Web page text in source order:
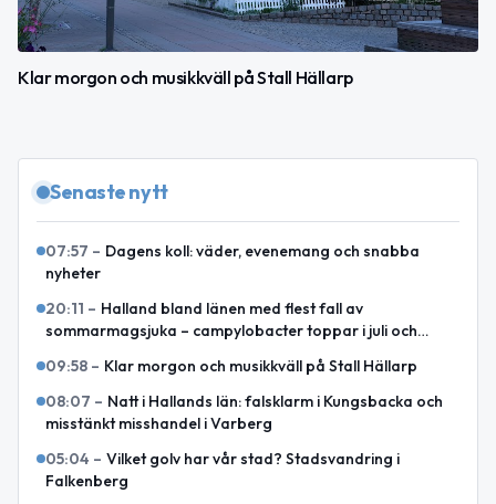
Klar morgon och musikkväll på Stall Hällarp
Senaste nytt
07:57 – Dagens koll: väder, evenemang och snabba
nyheter
20:11 – Halland bland länen med flest fall av
sommarmagsjuka – campylobacter toppar i juli och
09:58 – Klar morgon och musikkväll på Stall Hällarp
08:07 – Natt i Hallands län: falsklarm i Kungsbacka och
misstänkt misshandel i Varberg
05:04 – Vilket golv har vår stad? Stadsvandring i
Falkenberg